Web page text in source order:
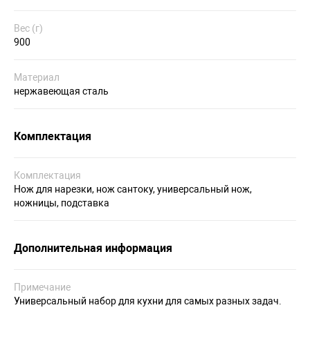
Вес (г)
900
Материал
нержавеющая сталь
Комплектация
Комплектация
Нож для нарезки, нож сантоку, универсальный нож,
ножницы, подставка
Дополнительная информация
Примечание
Универсальный набор для кухни для самых разных задач.